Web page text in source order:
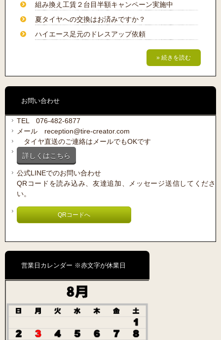
組み換え工賃２台目半額キャンペーン実施中
夏タイヤへの交換はお済みですか？
ハイエース足元のドレスアップ依頼
» 続きを読む
お問い合わせ
TEL 076-482-6877
メール reception@tire-creator.com
タイヤ直送のご連絡はメールでもOKです
詳しくはこちら
公式LINEでのお問い合わせ
QRコードを読み込み、友達追加、メッセージ送信してくださ
い。
QRコードへ
営業日カレンダー ※赤文字が休業日